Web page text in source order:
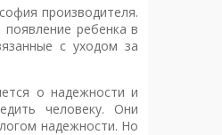
производителя.
ребенка в
с уходом за
о надежности и
человеку. Они
надежности. Но